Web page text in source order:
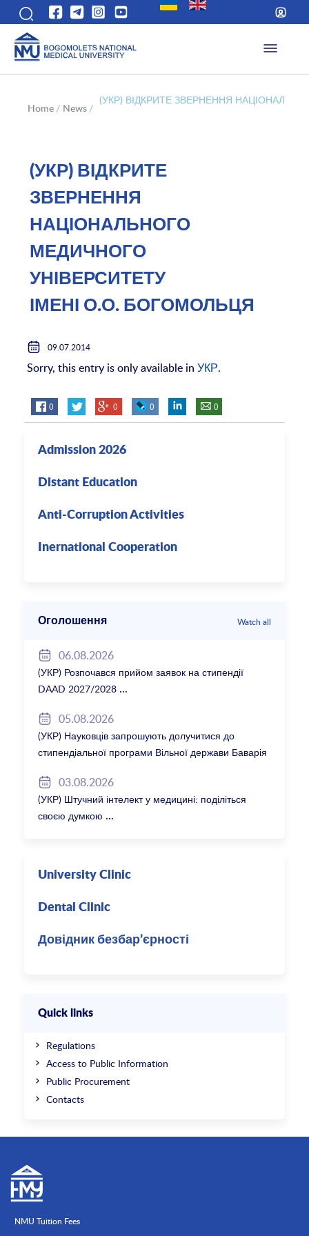
Home / News /
(УКР) ВІДКРИТЕ ЗВЕРНЕННЯ
(УКР) ВІДКРИТЕ
ЗВЕРНЕННЯ
НАЦІОНАЛЬНОГО
МЕДИЧНОГО
УНІВЕРСИТЕТУ
ІМЕНІ О.О. БОГОМОЛЬЦЯ
09.07.2014
Sorry, this entry is only available inУКР.
0 0 0 0
Admission 2026
Distant Education
Anti-Corruption Activities
Inernational Cooperation
Оголошення Watch all
06.08.2026
(УКР) Розпочався прийом заявок на стипендії
DAAD 2027/2028
05.08.2026
(УКР) Науковців запрошують долучитися до
стипендіальної програми Вільної держави Баварія
03.08.2026
(УКР) Штучний інтелект у медицині: поділіться
своєю думкою
University Clinic
Dental Clinic
Довідник безбар’єрності
Quick links
Regulations
Access to Public Information
Public Procurement
Contacts
NMU Tuition Fees